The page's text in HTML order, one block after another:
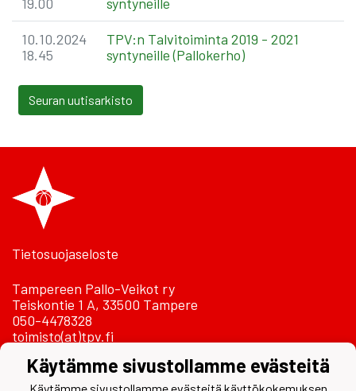
10.10.2024
18.45
TPV:n Talvitoiminta 2019 - 2021
syntyneille (Pallokerho)
Seuran uutisarkisto
Tietosuojaseloste
Tampereen Pallo-Veikot ry
Teiskontie 1 A, 33500 Tampere
050-4478328
toimisto(at)tpv.fi
Laskutustiedot
Käytämme sivustollamme evästeitä
Käytämme sivustollamme evästeitä käyttökokemuksen